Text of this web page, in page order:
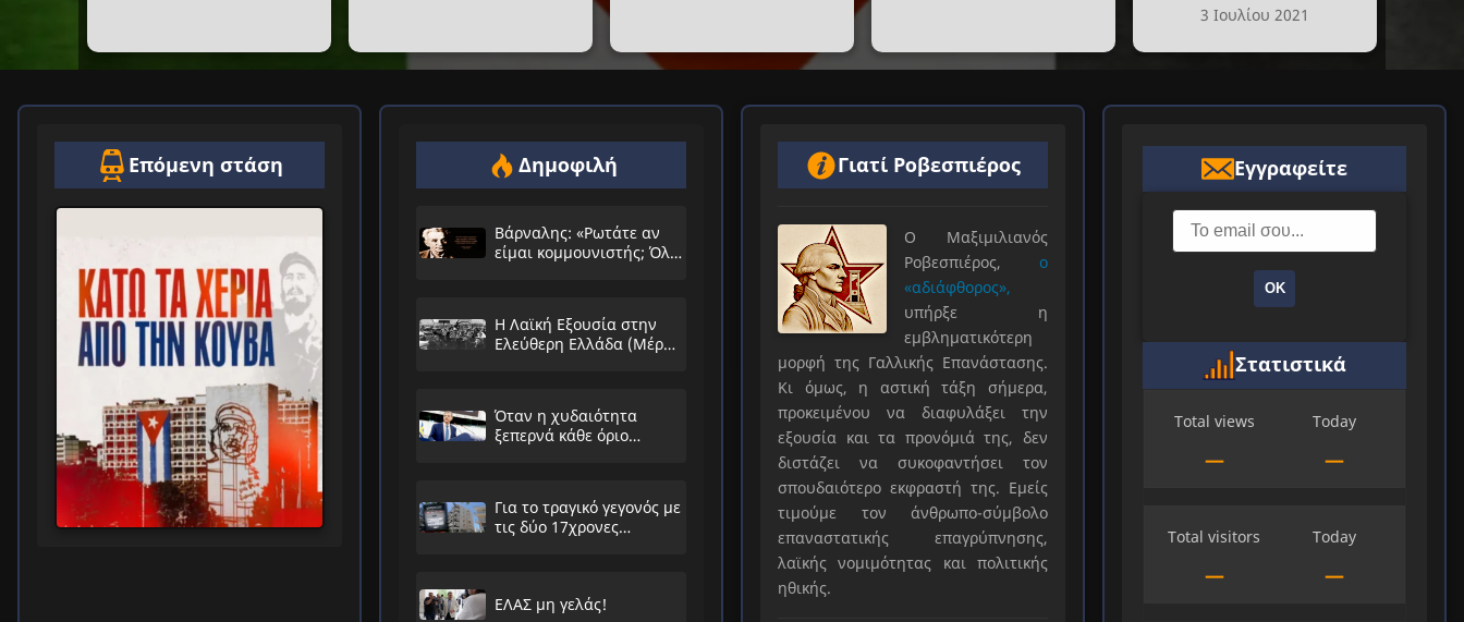
3 Ιουλίου 2021
Επόμενη στάση Δημοφιλή
Βάρναλης: «Ρωτάτε αν
είμαι κομμουνιστής; Όλο
Η Λαϊκή Εξουσία στην
Ελεύθερη Ελλάδα (Μέρος
Όταν η χυδαιότητα
ξεπερνά κάθε όριο…
Για το τραγικό γεγονός με
τις δύο 17χρονες
ΕΛΑΣ μη γελάς!
Γιατί Ροβεσπιέρος
Ο Μαξιμιλιανός
Ροβεσπιέρος, ο
«αδιάφθορος»,
υπήρξε η
εμβληματικότερη
μορφή της Γαλλικής Επανάστασης.
Κι όμως, η αστική τάξη σήμερα,
προκειμένου να διαφυλάξει την
εξουσία και τα προνόμιά της, δεν
διστάζει να συκοφαντήσει τον
σπουδαιότερο εκφραστή της. Εμείς
τιμούμε τον άνθρωπο-σύμβολο
επαναστατικής επαγρύπνησης,
λαϊκής νομιμότητας και πολιτικής
ηθικής.
Εγγραφείτε
ΟΚ
Στατιστικά
Total views
—
Today
—
Total visitors
—
Today
—